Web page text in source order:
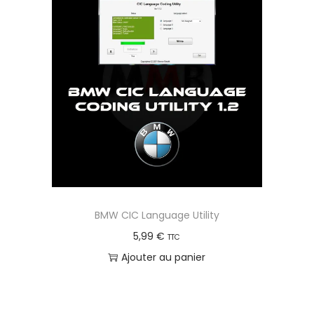
a
i
a
i
o
n
s
.
BMW CIC Language Utility
5,99€ TTC
Ajouter au panier